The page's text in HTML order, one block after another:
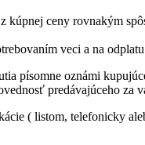
ceny rovnakým
veci a na
písomne oznámi
predávajúceho
( listom, telefonicky